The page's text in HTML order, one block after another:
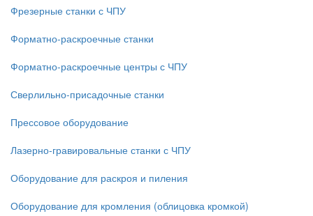
Фрезерные станки с ЧПУ
Форматно-раскроечные станки
Форматно-раскроечные центры с ЧПУ
Сверлильно-присадочные станки
Прессовое оборудование
Лазерно-гравировальные станки с ЧПУ
Оборудование для раскроя и пиления
Оборудование для кромления (облицовка кромкой)